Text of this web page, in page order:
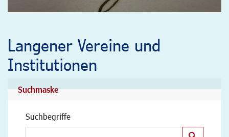
Langener Vereine und
Institutionen
Suchmaske
Suchbegriffe